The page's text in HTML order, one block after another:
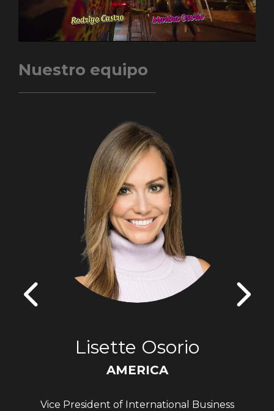
Nuestro equipo
Lisette Osorio
AMERICA
Vice President of International Business